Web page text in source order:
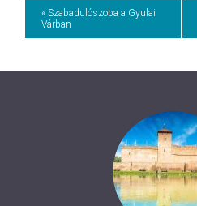
Event
Navigation
« Szabadulószoba a Gyulai
Várban